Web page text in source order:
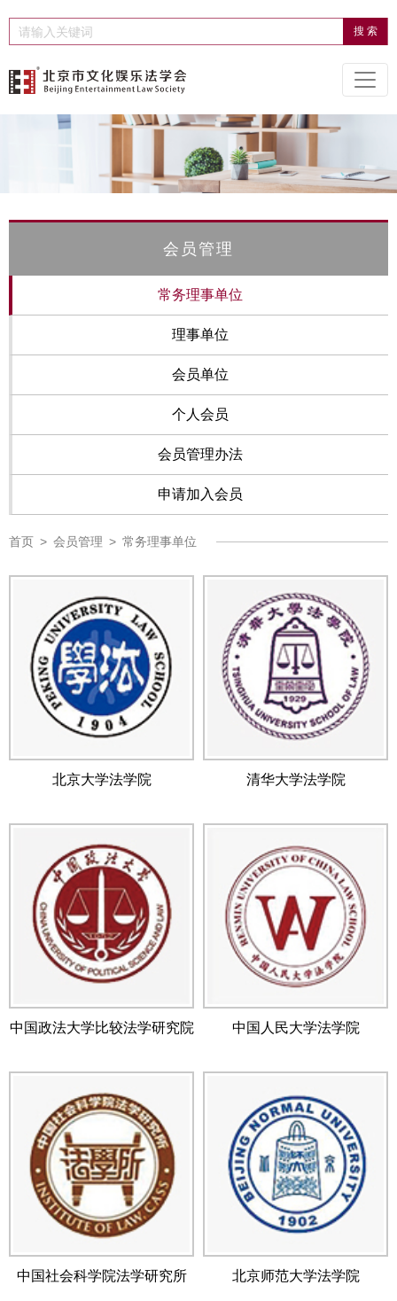
会员管理
常务理事单位
理事单位
会员单位
个人会员
会员管理办法
申请加入会员
首页 > 会员管理 > 常务理事单位